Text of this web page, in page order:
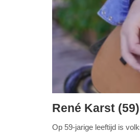
21.
René Karst
Op 59-jarige leeftijd is